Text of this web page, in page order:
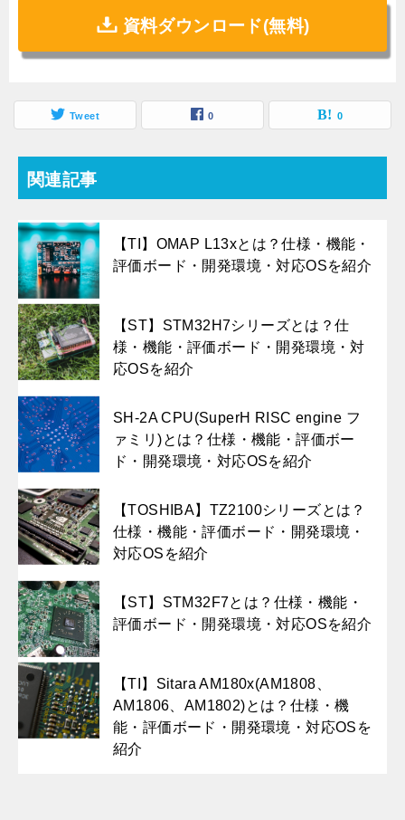
資料ダウンロード(無料)
Tweet 0 0
関連記事
【TI】OMAP L13xとは？仕様・機能・
評価ボード・開発環境・対応OSを紹介
【ST】STM32H7シリーズとは？仕
様・機能・評価ボード・開発環境・対
応OSを紹介
SH-2A CPU(SuperH RISC engine フ
ァミリ)とは？仕様・機能・評価ボー
ド・開発環境・対応OSを紹介
【TOSHIBA】TZ2100シリーズとは？
仕様・機能・評価ボード・開発環境・
対応OSを紹介
【ST】STM32F7とは？仕様・機能・
評価ボード・開発環境・対応OSを紹介
【TI】Sitara AM180x(AM1808、
AM1806、AM1802)とは？仕様・機
能・評価ボード・開発環境・対応OSを
紹介